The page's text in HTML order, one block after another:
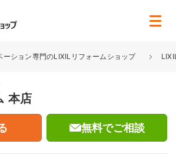
ーション専門のLIXILリフォームショップ
本店
無料でご相談